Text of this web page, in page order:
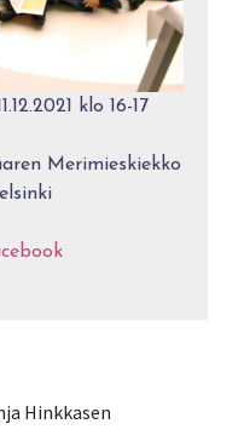
klo 16-17
Merimieskiekko
Hinkkasen